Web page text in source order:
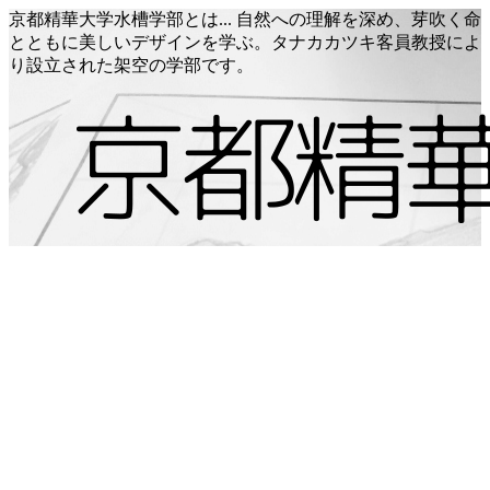
京都精華大学水槽学部とは... 自然への理解を深め、芽吹く命
とともに美しいデザインを学ぶ。タナカカツキ客員教授によ
り設立された架空の学部です。